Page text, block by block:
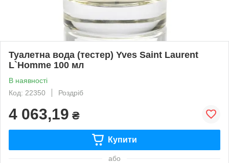
Туалетна вода (тестер) Yves Saint Laurent
L`Homme 100 мл
В наявності
Код: 22350
Роздріб
4 063,19 ₴
Купити
або